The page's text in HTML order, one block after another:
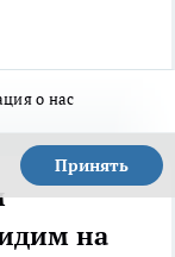
о нас
Принять
на